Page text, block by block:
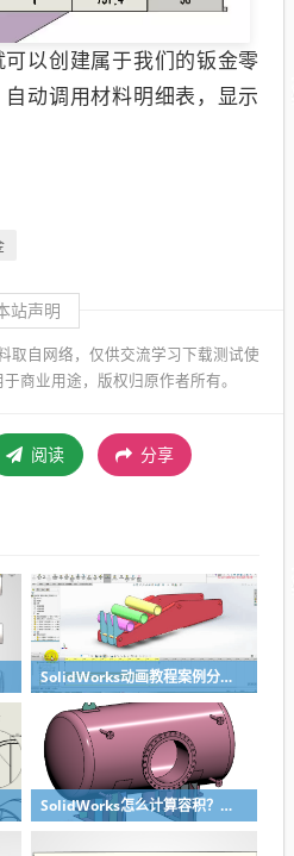
以创建属于我们的钣金零
动调用材料明细表，显示
站声明
取自网络，仅供交流学习下载测试使
商业用途，版权归原作者所有。
阅读 分享
SolidWorks动画教程案例分享之圆管分料动画，重力自然滑落
SolidWorks怎么计算容积？容器的体积？